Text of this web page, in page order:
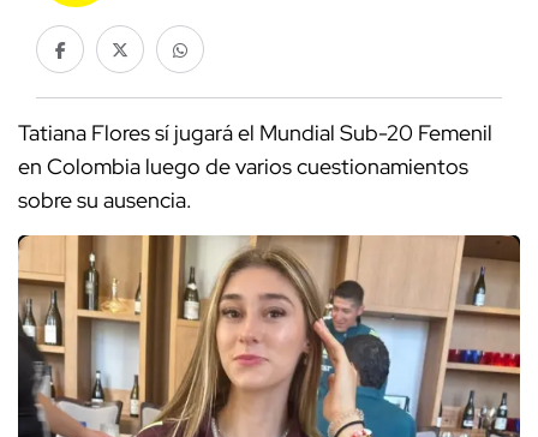
Tatiana Flores sí jugará el Mundial Sub-20 Femenil
en Colombia luego de varios cuestionamientos
sobre su ausencia.